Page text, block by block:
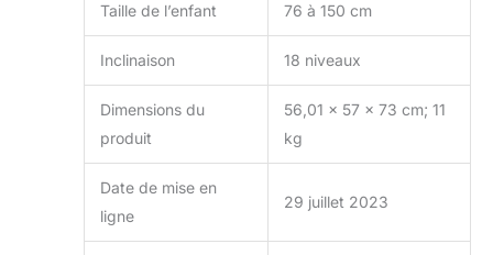
Taille de l’enfant 76 à 150 cm
Inclinaison 18 niveaux
Dimensions du
produit
56,01 x 57 x 73 cm; 11
kg
Date de mise en
ligne
29 juillet 2023